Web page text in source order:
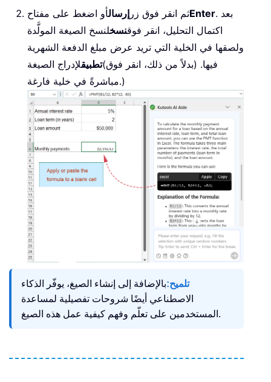
ثم انقر فوق زر إرسالأو اضغط على مفتاح Enter. بعد
اكتمال التحليل، انقر فوقنسخلنسخ الصيغة المولَّدة
ولصقها في الخلية التي تريد عرض مبلغ الدفعة الشهرية
فيها. (بدلاً من ذلك، انقر فوق)تطبيقلإدراج الصيغة
مباشرةً في خلية فارغة.)
تلميح:بالإضافة إلى إنشاء الصيغ، يوفّر الذكاء
الاصطناعي أيضًا شروحات تفصيلية لمساعدة
المستخدمين على تعلّم وفهم كيفية عمل هذه الصيغ.